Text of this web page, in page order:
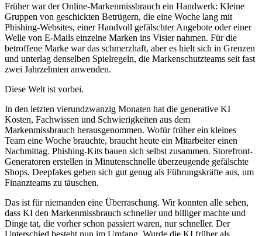
Früher war der Online-Markenmissbrauch ein Handwerk: Kleine
Gruppen von geschickten Betrügern, die eine Woche lang mit
Phishing-Websites, einer Handvoll gefälschter Angebote oder einer
Welle von E-Mails einzelne Marken ins Visier nahmen. Für die
betroffene Marke war das schmerzhaft, aber es hielt sich in Grenzen
und unterlag denselben Spielregeln, die Markenschutzteams seit fast
zwei Jahrzehnten anwenden.
Diese Welt ist vorbei.
In den letzten vierundzwanzig Monaten hat die generative KI
Kosten, Fachwissen und Schwierigkeiten aus dem
Markenmissbrauch herausgenommen. Wofür früher ein kleines
Team eine Woche brauchte, braucht heute ein Mitarbeiter einen
Nachmittag. Phishing-Kits bauen sich selbst zusammen. Storefront-
Generatoren erstellen in Minutenschnelle überzeugende gefälschte
Shops. Deepfakes geben sich gut genug als Führungskräfte aus, um
Finanzteams zu täuschen.
Das ist für niemanden eine Überraschung. Wir konnten alle sehen,
dass KI den Markenmissbrauch schneller und billiger machte und
Dinge tat, die vorher schon passiert waren, nur schneller. Der
Unterschied besteht nun im Umfang. Wurde die KI früher als